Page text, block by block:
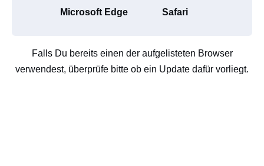
Microsoft Edge Safari
Falls Du bereits einen der aufgelisteten Browser
verwendest, überprüfe bitte ob ein Update dafür vorliegt.